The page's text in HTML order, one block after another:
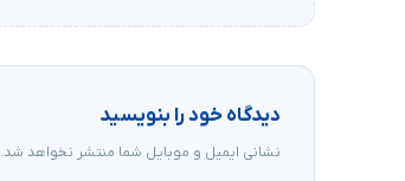
دیدگاه خود را بنویسید
نشانی ایمیل و موبایل شما منتشر نخواهد شد.